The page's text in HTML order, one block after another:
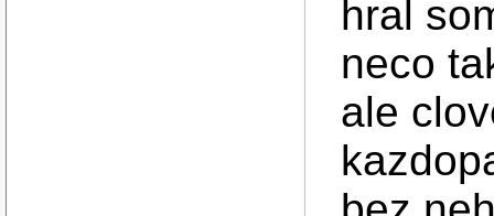
hral
neco
ale